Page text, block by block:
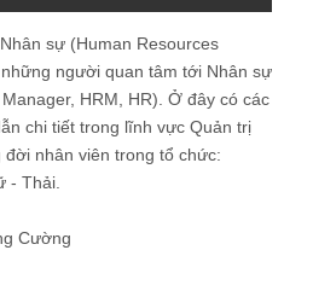
sự (Human Resources
người quan tâm tới Nhân sự
HRM, HR). Ở đây có các
chi tiết trong lĩnh vực Quản trị
nhân viên trong tổ chức:
- Thải.
Cường